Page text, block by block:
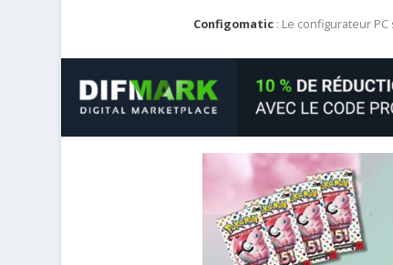
Configomatic : Le configurateur